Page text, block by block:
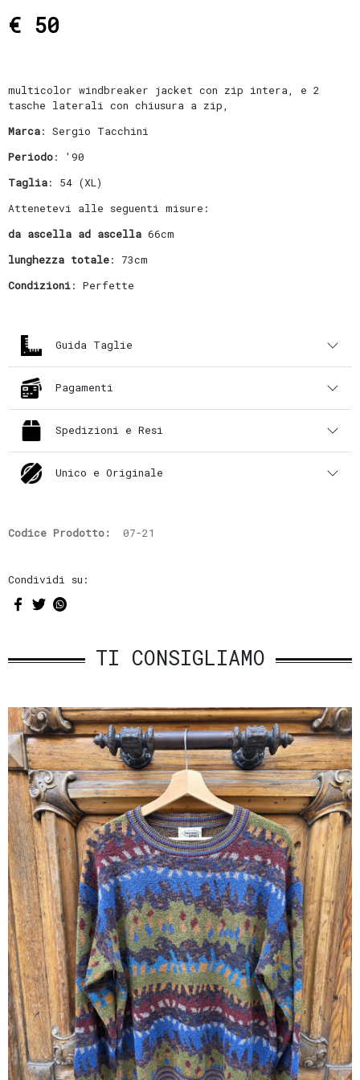
€ 50
multicolor windbreaker jacket con zip intera, e 2
tasche laterali con chiusura a zip,
Marca: Sergio Tacchini
Periodo: '90
Taglia: 54 (XL)
Attenetevi alle seguenti misure:
da ascella ad ascella66cm
lunghezza totale: 73cm
Condizioni: Perfette
Guida Taglie
Pagamenti
Spedizioni e Resi
Unico e Originale
Codice Prodotto: 07-21
Condividi su:
TI CONSIGLIAMO